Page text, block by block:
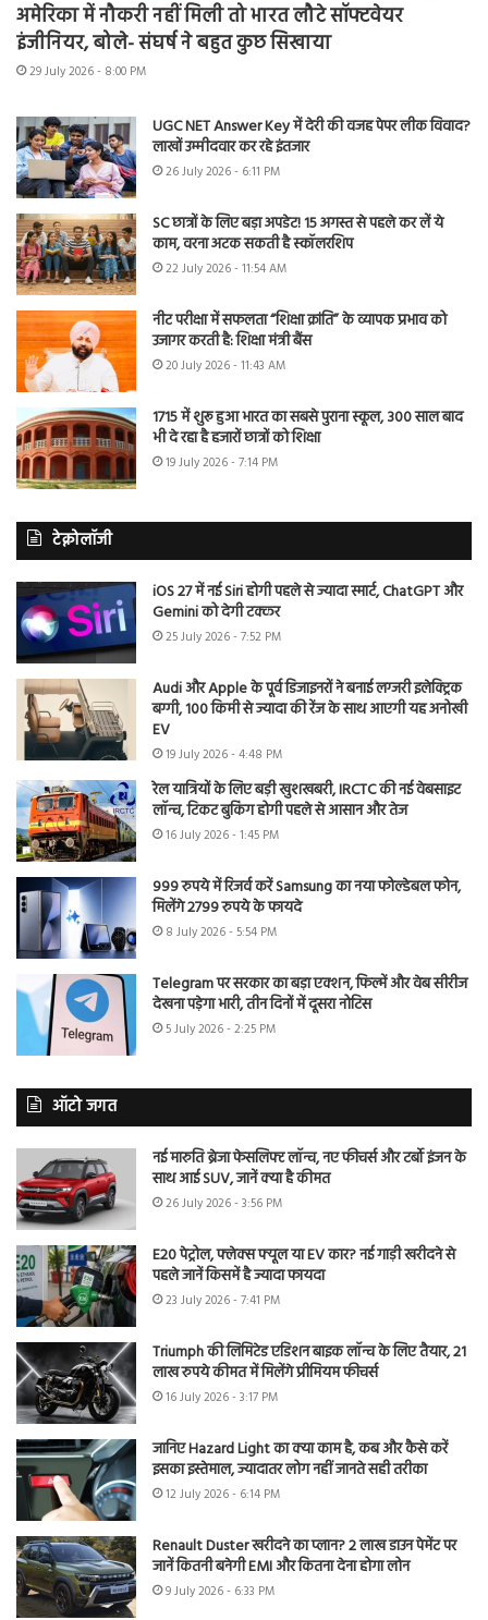
अमेरिका में नौकरी नहीं मिली तो भारत लौटे सॉफ्टवेयर
इंजीनियर, बोले- संघर्ष ने बहुत कुछ सिखाया
29 July 2026 - 8:00 PM
UGC NET Answer Key में देरी की वजह पेपर लीक विवाद?
लाखों उम्मीदवार कर रहे इंतजार
26 July 2026 - 6:11 PM
SC छात्रों के लिए बड़ा अपडेट! 15 अगस्त से पहले कर लें ये
काम, वरना अटक सकती है स्कॉलरशिप
22 July 2026 - 11:54 AM
नीट परीक्षा में सफलता “शिक्षा क्रांति” के व्यापक प्रभाव को
उजागर करती है: शिक्षा मंत्री बैंस
20 July 2026 - 11:43 AM
1715 में शुरू हुआ भारत का सबसे पुराना स्कूल, 300 साल बाद
भी दे रहा है हजारों छात्रों को शिक्षा
19 July 2026 - 7:14 PM
टेक्नोलॉजी
iOS 27 में नई Siri होगी पहले से ज्यादा स्मार्ट, ChatGPT और
Gemini को देगी टक्कर
25 July 2026 - 7:52 PM
Audi और Apple के पूर्व डिजाइनरों ने बनाई लग्जरी इलेक्ट्रिक
बग्गी, 100 किमी से ज्यादा की रेंज के साथ आएगी यह अनोखी
EV
19 July 2026 - 4:48 PM
रेल यात्रियों के लिए बड़ी खुशखबरी, IRCTC की नई वेबसाइट
लॉन्च, टिकट बुकिंग होगी पहले से आसान और तेज
16 July 2026 - 1:45 PM
999 रुपये में रिजर्व करें Samsung का नया फोल्डेबल फोन,
मिलेंगे 2799 रुपये के फायदे
8 July 2026 - 5:54 PM
Telegram पर सरकार का बड़ा एक्शन, फिल्में और वेब सीरीज
देखना पड़ेगा भारी, तीन दिनों में दूसरा नोटिस
5 July 2026 - 2:25 PM
ऑटो जगत
नई मारुति ब्रेजा फेसलिफ्ट लॉन्च, नए फीचर्स और टर्बो इंजन के
साथ आई SUV, जानें क्या है कीमत
26 July 2026 - 3:56 PM
E20 पेट्रोल, फ्लेक्स फ्यूल या EV कार? नई गाड़ी खरीदने से
पहले जानें किसमें है ज्यादा फायदा
23 July 2026 - 7:41 PM
Triumph की लिमिटेड एडिशन बाइक लॉन्च के लिए तैयार, 21
लाख रुपये कीमत में मिलेंगे प्रीमियम फीचर्स
16 July 2026 - 3:17 PM
जानिए Hazard Light का क्या काम है, कब और कैसे करें
इसका इस्तेमाल, ज्यादातर लोग नहीं जानते सही तरीका
12 July 2026 - 6:14 PM
Renault Duster खरीदने का प्लान? 2 लाख डाउन पेमेंट पर
जानें कितनी बनेगी EMI और कितना देना होगा लोन
9 July 2026 - 6:33 PM